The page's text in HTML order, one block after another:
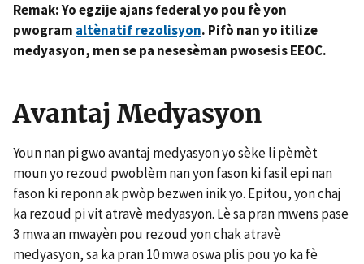
Remak: Yo egzije ajans federal yo pou fè yon
pwogram altènatif rezolisyon. Pifò nan yo itilize
medyasyon, men se pa nesesèman pwosesis EEOC.
Avantaj Medyasyon
Youn nan pi gwo avantaj medyasyon yo sèke li pèmèt
moun yo rezoud pwoblèm nan yon fason ki fasil epi nan
fason ki reponn ak pwòp bezwen inik yo. Epitou, yon chaj
ka rezoud pi vit atravè medyasyon. Lè sa pran mwens pase
3 mwa an mwayèn pou rezoud yon chak atravè
medyasyon, sa ka pran 10 mwa oswa plis pou yo ka fè